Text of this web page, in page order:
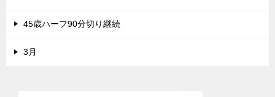
45歳ハーフ90分切り継続
3月